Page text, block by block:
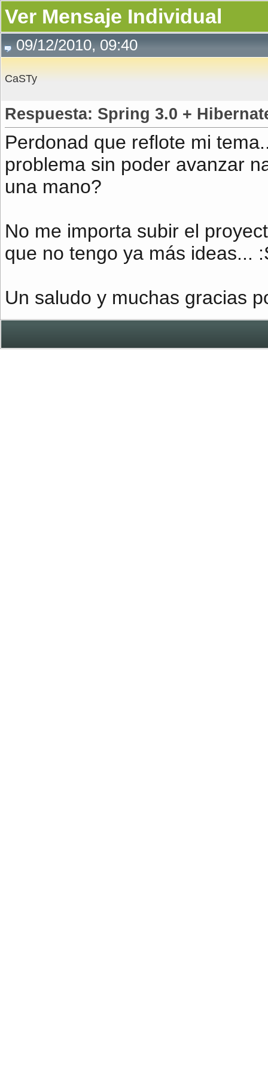
Ver Mensaje Individual
09/12/2010, 09:40
CaSTy
Respuesta: Spring 3.0 +
Perdonad que reflote mi
problema sin poder avanzar
una mano?
No me importa subir el
que no tengo ya más ideas...
Un saludo y muchas gracias